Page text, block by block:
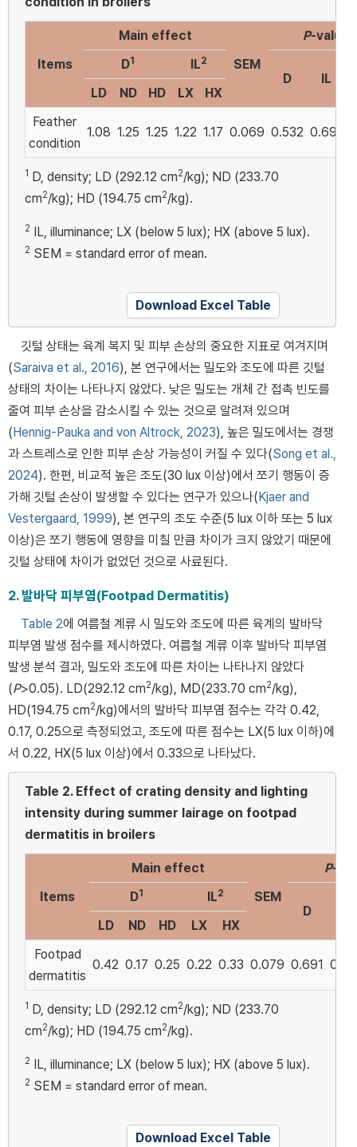
Items
Main effect
SEM
P-value
D1 IL2
D IL
LD
ND HD LX
HX
Feather
condition
1.08 1.25 1.25 1.22 1.17 0.069 0.532 0.691
1 D, density; LD (292.12 cm2/kg); ND (233.70
cm2/kg); HD (194.75 cm2/kg).
2 IL, illuminance; LX (below 5 lux); HX (above 5 lux).
2 SEM = standard error of mean.
Download Excel Table
깃털 상태는 육계 복지 및 피부 손상의 중요한 지표로 여겨지며
(Saraiva et al., 2016), 본 연구에서는 밀도와 조도에 따른 깃털
상태의 차이는 나타나지 않았다. 낮은 밀도는 개체 간 접촉 빈도를
줄여 피부 손상을 감소시킬 수 있는 것으로 알려져 있으며
(Hennig-Pauka and von Altrock, 2023), 높은 밀도에서는 경쟁
과 스트레스로 인한 피부 손상 가능성이 커질 수 있다(Song et al.,
2024). 한편, 비교적 높은 조도(30 lux 이상)에서 쪼기 행동이 증
가해 깃털 손상이 발생할 수 있다는 연구가 있으나(Kjaer and
Vestergaard, 1999), 본 연구의 조도 수준(5 lux 이하 또는 5 lux
이상)은 쪼기 행동에 영향을 미칠 만큼 차이가 크지 않았기 때문에
깃털 상태에 차이가 없었던 것으로 사료된다.
2. 발바닥 피부염(Footpad Dermatitis)
Table 2에 여름철 계류 시 밀도와 조도에 따른 육계의 발바닥
피부염 발생 점수를 제시하였다. 여름철 계류 이후 발바닥 피부염
발생 분석 결과, 밀도와 조도에 따른 차이는 나타나지 않았다
(P>0.05). LD(292.12 cm2/kg), MD(233.70 cm2/kg),
HD(194.75 cm2/kg)에서의 발바닥 피부염 점수는 각각 0.42,
0.17, 0.25으로 측정되었고, 조도에 따른 점수는 LX(5 lux 이하)에
서 0.22, HX(5 lux 이상)에서 0.33으로 나타났다.
Table 2. Effect of crating density and lighting
intensity during summer lairage on footpad
dermatitis in broilers
Items
Main effect
SEM
P-
D1 IL2
D
LD
ND HD LX
HX
Footpad
dermatitis
0.42 0.17 0.25 0.22 0.33 0.079 0.691
1 D, density; LD (292.12 cm2/kg); ND (233.70
cm2/kg); HD (194.75 cm2/kg).
2 IL, illuminance; LX (below 5 lux); HX (above 5 lux).
2 SEM = standard error of mean.
Download Excel Table